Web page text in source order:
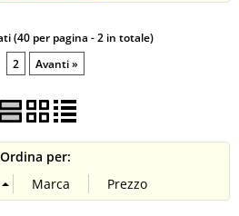
(40 per pagina - 2 in totale)
2 Avanti »
Ordina per: